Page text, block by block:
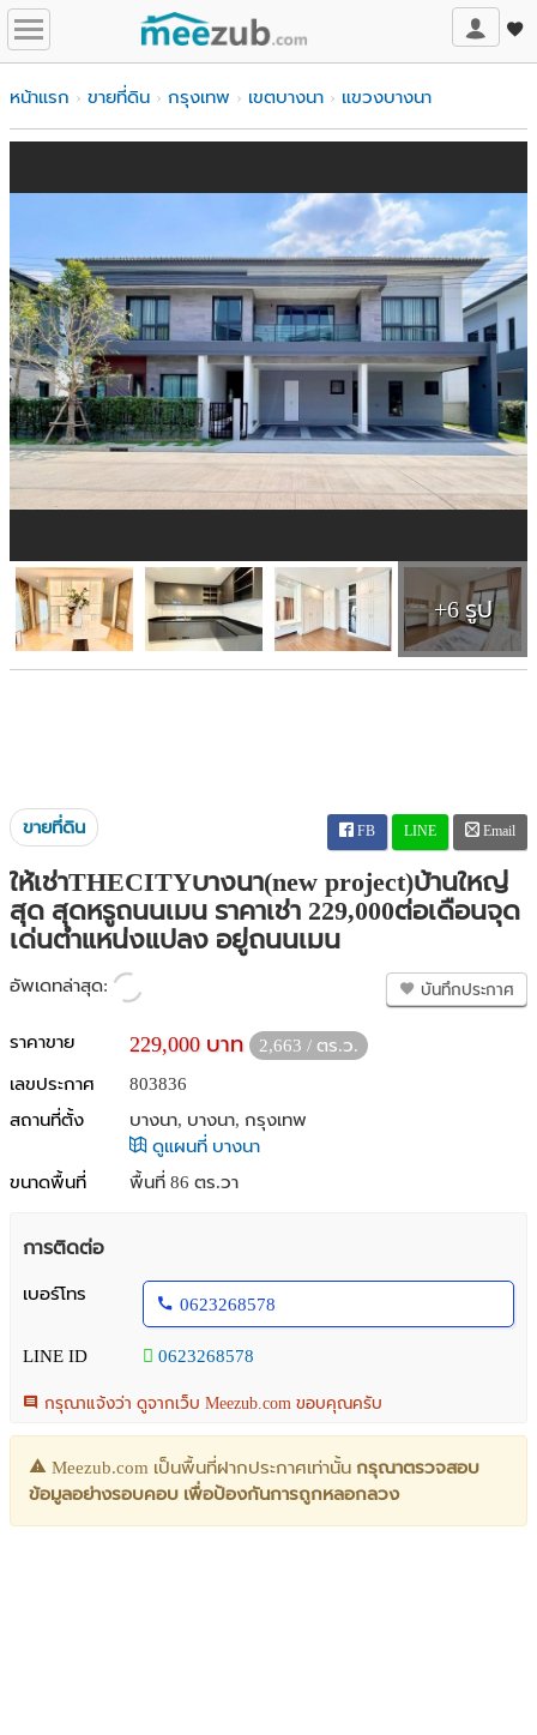
หน้าแรก ขายที่ดิน กรุงเทพ เขตบางนา แขวงบางนา
+6 รูป
ขายที่ดิน FB LINE Email
ให้เช่าTHECITYบางนา(new project)บ้านใหญ่
สุด สุดหรูถนนเมน ราคาเช่า 229,000ต่อเดือนจุด
เด่นตำแหน่งแปลง อยู่ถนนเมน
อัพเดทล่าสุด: บันทึกประกาศ
ราคาขาย 229,000 บาท
2,663 / ตร.ว.
เลขประกาศ
803836
สถานที่ตั้ง
บางนา, บางนา, กรุงเทพ
ดูแผนที่ บางนา
ขนาดพื้นที่
พื้นที่ 86 ตร.วา
การติดต่อ
เบอร์โทร
0623268578
LINE ID 0623268578
กรุณาแจ้งว่า ดูจากเว็บ Meezub.com ขอบคุณครับ
Meezub.com เป็นพื้นที่ฝากประกาศเท่านั้น กรุณาตรวจสอบ
ข้อมูลอย่างรอบคอบ เพื่อป้องกันการถูกหลอกลวง